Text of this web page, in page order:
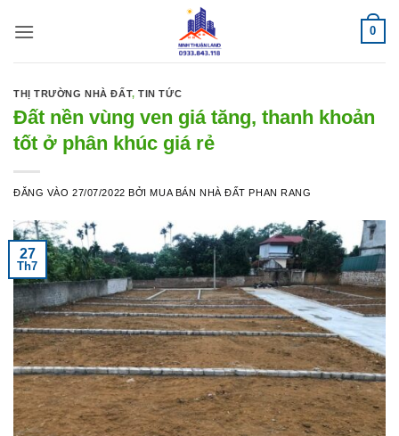
qua
0
THỊ TRƯỜNG NHÀ ĐẤT,TIN TỨC
Đất nền vùng ven giá tăng, thanh khoản
tốt ở phân khúc giá rẻ
ĐĂNG VÀO27/07/2022 BỞI MUA BÁN NHÀ ĐẤT PHAN RANG
27
Th7